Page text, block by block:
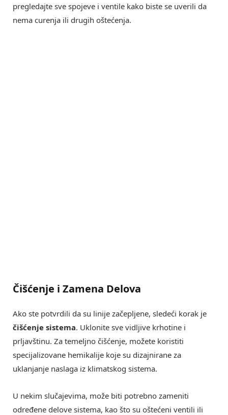
pregledajte sve spojeve i ventile kako biste se uverili da
nema curenja ili drugih oštećenja.
Čišćenje i Zamena Delova
Ako ste potvrdili da su linije začepljene, sledeći korak je
čišćenje sistema. Uklonite sve vidljive krhotine i
prljavštinu. Za temeljno čišćenje, možete koristiti
specijalizovane hemikalije koje su dizajnirane za
uklanjanje naslaga iz klimatskog sistema.
U nekim slučajevima, može biti potrebno zameniti
određene delove sistema, kao što su oštećeni ventili ili